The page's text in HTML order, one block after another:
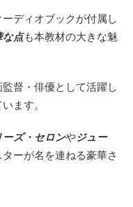
ディオブックが付属し
な点も本教材の大きな魅
督・俳優として活躍し
ます。
ーズ・セロンやジュー
ーが名を連ねる豪華さ